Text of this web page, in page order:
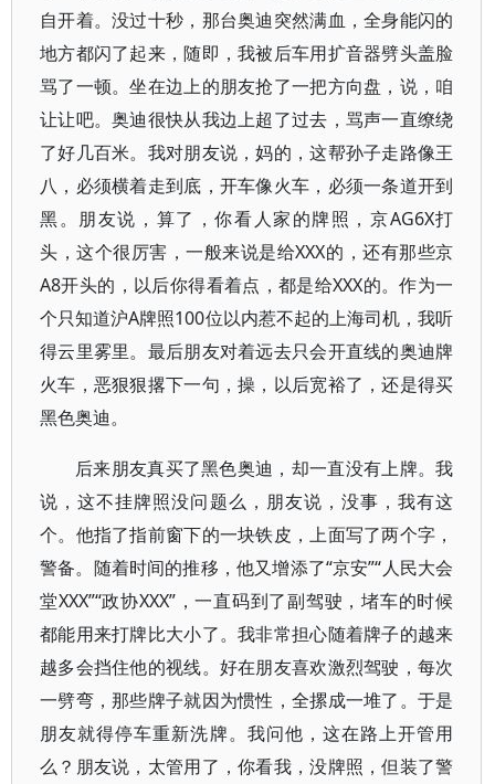
自开着。没过十秒，那台奥迪突然满血，全身能闪的
地方都闪了起来，随即，我被后车用扩音器劈头盖脸
骂了一顿。坐在边上的朋友抢了一把方向盘，说，咱
让让吧。奥迪很快从我边上超了过去，骂声一直缭绕
了好几百米。我对朋友说，妈的，这帮孙子走路像王
八，必须横着走到底，开车像火车，必须一条道开到
黑。朋友说，算了，你看人家的牌照，京AG6X打
头，这个很厉害，一般来说是给XXX的，还有那些京
A8开头的，以后你得看着点，都是给XXX的。作为一
个只知道沪A牌照100位以内惹不起的上海司机，我听
得云里雾里。最后朋友对着远去只会开直线的奥迪牌
火车，恶狠狠撂下一句，操，以后宽裕了，还是得买
黑色奥迪。
后来朋友真买了黑色奥迪，却一直没有上牌。我
说，这不挂牌照没问题么，朋友说，没事，我有这
个。他指了指前窗下的一块铁皮，上面写了两个字，
警备。随着时间的推移，他又增添了“京安”“人民大会
堂XXX”“政协XXX”，一直码到了副驾驶，堵车的时候
都能用来打牌比大小了。我非常担心随着牌子的越来
越多会挡住他的视线。好在朋友喜欢激烈驾驶，每次
一劈弯，那些牌子就因为惯性，全摞成一堆了。于是
朋友就得停车重新洗牌。我问他，这在路上开管用
么？朋友说，太管用了，你看我，没牌照，但装了警